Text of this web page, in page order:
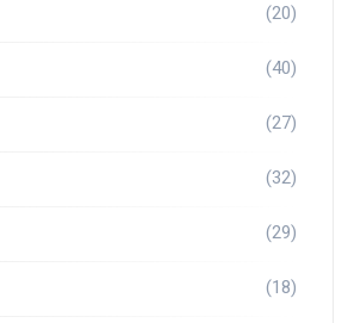
(20)
(40)
(27)
(32)
(29)
(18)